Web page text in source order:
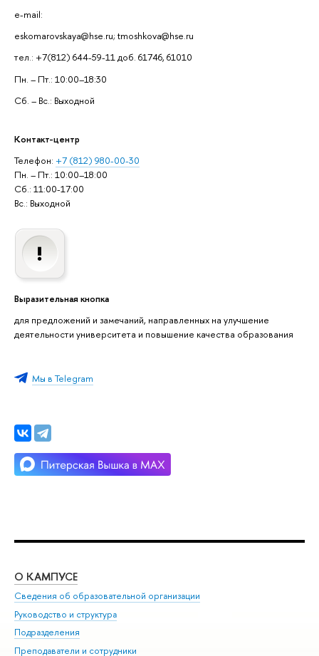
e-mail:
eskomarovskaya@hse.ru; tmoshkova@hse.ru
тел.: +7(812) 644-59-11 доб. 61746, 61010
Пн. – Пт.: 10:00–18:30
Сб. – Вс.: Выходной
Контакт-центр
Телефон: +7 (812) 980-00-30
Пн. – Пт.: 10:00–18:00
Сб.: 11:00-17:00
Вс.: Выходной
Выразительная кнопка
для предложений и замечаний, направленных на улучшение
деятельности университета и повышение качества образования
Мы в Telegram
О КАМПУСЕ
Сведения об образовательной организации
Руководство и структура
Подразделения
Преподаватели и сотрудники